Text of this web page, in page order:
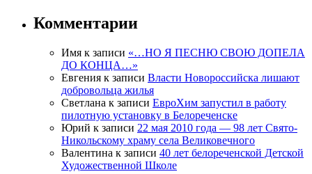
Комментарии
Имя к записи «…НО Я ПЕСНЮ СВОЮ ДОПЕЛА
ДО КОНЦА…»
Евгения к записи Власти Новороссийска лишают
добровольца жилья
Светлана к записи ЕвроХим запустил в работу
пилотную установку в Белореченске
Юрий к записи 22 мая 2010 года — 98 лет Свято-
Никольскому храму села Великовечного
Валентина к записи 40 лет белореченской Детской
Художественной Школе